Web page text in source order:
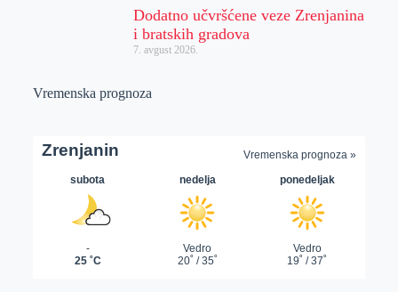
Dodatno učvršćene veze Zrenjanina
i bratskih gradova
7. avgust 2026.
Vremenska prognoza